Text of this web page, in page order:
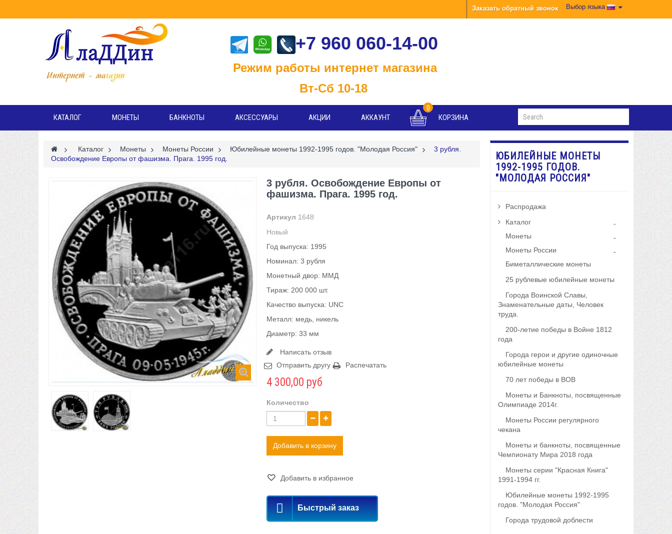
Выбор языка
Заказать обратный звонок
+7 960 060-14-00
Режим работы интернет магазина
Вт-Сб 10-18
КАТАЛОГ МОНЕТЫ БАНКНОТЫ АКСЕССУАРЫ АКЦИИ АККАУНТ
0
КОРЗИНА
> Каталог > Монеты > Монеты России > Юбилейные монеты 1992-1995 годов. "Молодая Россия" >
3 рубля.
Освобождение Европы от фашизма. Прага. 1995 год.
3 рубля. Освобождение Европы от
фашизма. Прага. 1995 год.
Артикул 1648
Новый
Год выпуска: 1995
Номинал: 3 рубля
Монетный двор: ММД
Тираж: 200 000 шт.
Качество выпуска: UNC
Металл: медь, никель
Диаметр: 33 мм
Написать отзыв
Отправить другу
Распечатать
4 300,00 руб
Количество
Добавить в корзину
Добавить в избранное
Быстрый заказ
ЮБИЛЕЙНЫЕ МОНЕТЫ
1992-1995 ГОДОВ.
"МОЛОДАЯ РОССИЯ"
Распродажа
Каталог
Монеты
Монеты России
Биметаллические монеты
25 рублевые юбилейные монеты
Города Воинской Славы,
Знаменательные даты, Человек
труда.
200-летие победы в Войне 1812
года
Города герои и другие одиночные
юбилейные монеты
70 лет победы в ВОВ
Монеты и Банкноты, посвященные
Олимпиаде 2014г.
Монеты России регулярного
чекана
Монеты и банкноты, посвященные
Чемпионату Мира 2018 года
Монеты серии "Красная Книга"
1991-1994 гг.
Юбилейные монеты 1992-1995
годов. "Молодая Россия"
Города трудовой доблести